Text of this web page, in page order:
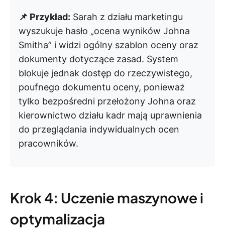
📌 Przykład: Sarah z działu marketingu
wyszukuje hasło „ocena wyników Johna
Smitha” i widzi ogólny szablon oceny oraz
dokumenty dotyczące zasad. System
blokuje jednak dostęp do rzeczywistego,
poufnego dokumentu oceny, ponieważ
tylko bezpośredni przełożony Johna oraz
kierownictwo działu kadr mają uprawnienia
do przeglądania indywidualnych ocen
pracowników.
Krok 4: Uczenie maszynowe i
optymalizacja